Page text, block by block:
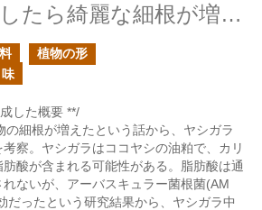
ヤシガラを試したら綺麗な細根が増えたらしい
植物の形
した概要 **/
の細根が増えたという話から、ヤシガラ
察。ヤシガラはココヤシの油粕で、カリ
酸が含まれる可能性がある。脂肪酸は通
ないが、アーバスキュラー菌根菌(AM
だったという研究結果から、ヤシガラ中